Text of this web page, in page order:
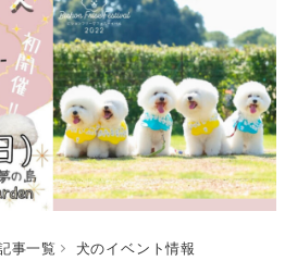
事一覧
犬のイベント情報